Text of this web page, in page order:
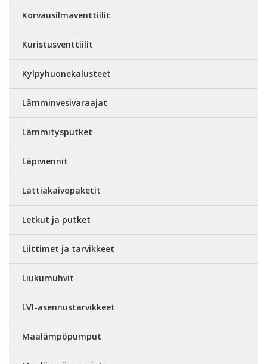
Korvausilmaventtiilit
Kuristusventtiilit
Kylpyhuonekalusteet
Lämminvesivaraajat
Lämmitysputket
Läpiviennit
Lattiakaivopaketit
Letkut ja putket
Liittimet ja tarvikkeet
Liukumuhvit
LVI-asennustarvikkeet
Maalämpöpumput